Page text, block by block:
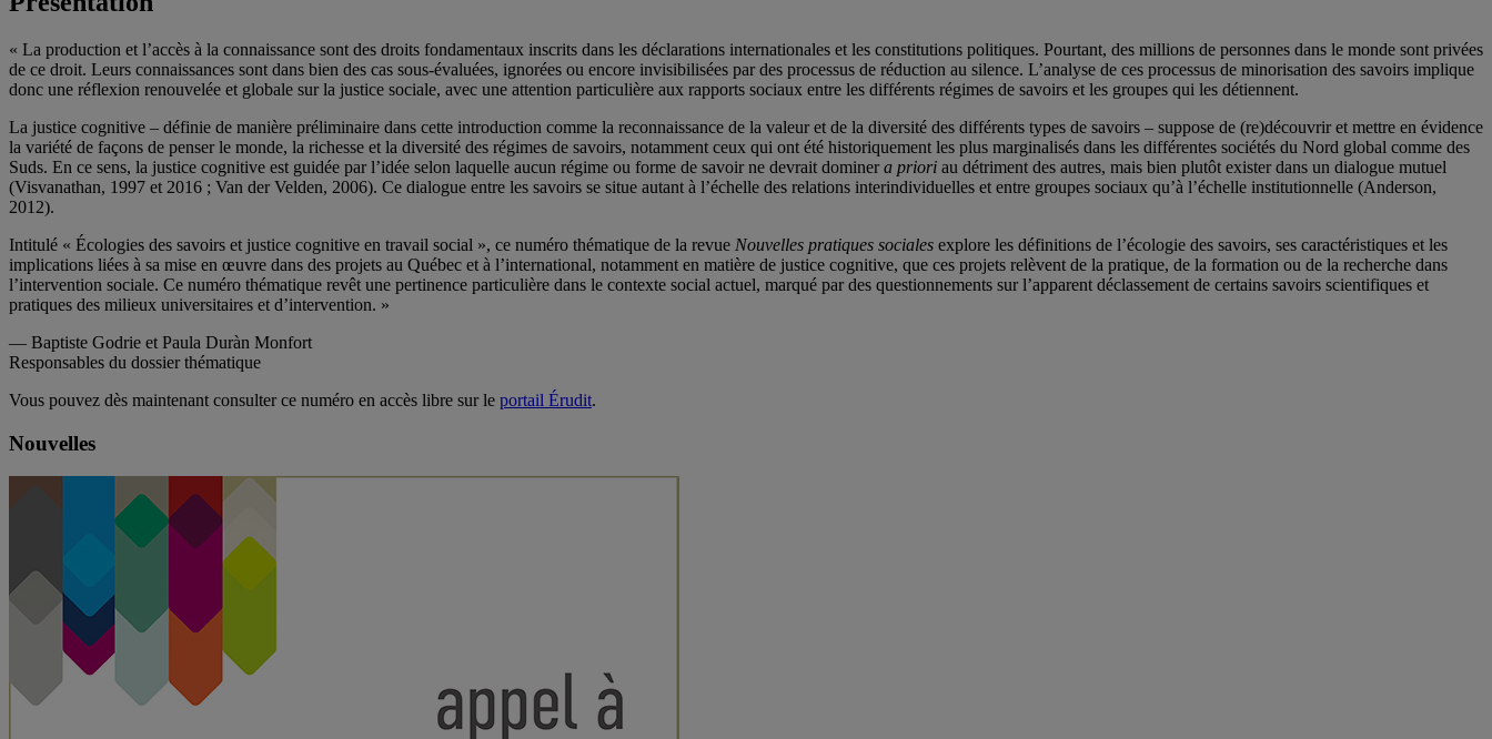
« La production et l’accès à la connaissance sont des droits fondamentaux inscrits dans les déclarations internationales et les constitutions politiques. Pourtant, des millions de personnes dans le monde sont privées
de ce droit. Leurs connaissances sont dans bien des cas sous-évaluées, ignorées ou encore invisibilisées par des processus de réduction au silence. L’analyse de ces processus de minorisation des savoirs implique
donc une réflexion renouvelée et globale sur la justice sociale, avec une attention particulière aux rapports sociaux entre les différents régimes de savoirs et les groupes qui les détiennent.
La justice cognitive – définie de manière préliminaire dans cette introduction comme la reconnaissance de la valeur et de la diversité des différents types de savoirs – suppose de (re)découvrir et mettre en évidence
la variété de façons de penser le monde, la richesse et la diversité des régimes de savoirs, notamment ceux qui ont été historiquement les plus marginalisés dans les différentes sociétés du Nord global comme des
Suds. En ce sens, la justice cognitive est guidée par l’idée selon laquelle aucun régime ou forme de savoir ne devrait dominera priori au détriment des autres, mais bien plutôt exister dans un dialogue mutuel
(Visvanathan, 1997 et 2016 ; Van der Velden, 2006). Ce dialogue entre les savoirs se situe autant à l’échelle des relations interindividuelles et entre groupes sociaux qu’à l’échelle institutionnelle (Anderson,
2012).
Intitulé « Écologies des savoirs et justice cognitive en travail social », ce numéro thématique de la revue Nouvelles pratiques sociales explore les définitions de l’écologie des savoirs, ses caractéristiques et les
implications liées à sa mise en œuvre dans des projets au Québec et à l’international, notamment en matière de justice cognitive, que ces projets relèvent de la pratique, de la formation ou de la recherche dans
l’intervention sociale. Ce numéro thématique revêt une pertinence particulière dans le contexte social actuel, marqué par des questionnements sur l’apparent déclassement de certains savoirs scientifiques et
pratiques des milieux universitaires et d’intervention. »
— Baptiste Godrie et Paula Duràn Monfort
Responsables du dossier thématique
Vous pouvez dès maintenant consulter ce numéro en accès libre sur le portail Érudit.
Nouvelles